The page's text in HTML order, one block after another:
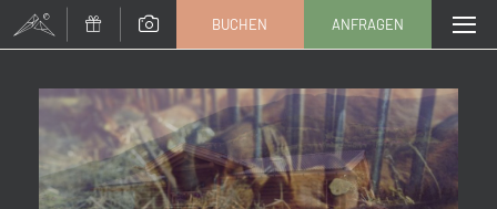
BUCHEN ANFRAGEN
Familie Herr Frau